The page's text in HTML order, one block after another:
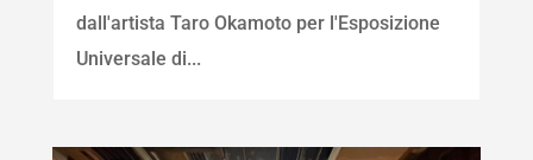
dall'artista Taro Okamoto per l'Esposizione
Universale di...